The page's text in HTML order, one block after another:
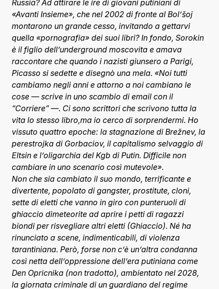
Russia? Ad attirare le ire di giovani putiniani di
«Avanti Insieme», che nel 2002 di fronte al Bol’šoj
montarono un grande cesso, invitando a gettarvi
quella «pornografia» dei suoi libri? In fondo, Sorokin
è il figlio dell’underground moscovita e amava
raccontare che quando i nazisti giunsero a Parigi,
Picasso si sedette e disegnò una mela. «Noi tutti
cambiamo negli anni e attorno a noi cambiano le
cose — scrive in uno scambio di email con il
“Corriere” —. Ci sono scrittori che scrivono tutta la
vita lo stesso libro,ma io cerco di sorprendermi. Ho
vissuto quattro epoche: la stagnazione di Brežnev, la
perestrojka di Gorbaciov, il capitalismo selvaggio di
Eltsin e l’oligarchia del Kgb di Putin. Difficile non
cambiare in uno scenario così mutevole».
Non che sia cambiato il suo mondo, terrificante e
divertente, popolato di gangster, prostitute, cloni,
sette di eletti che vanno in giro con punteruoli di
ghiaccio dimeteorite ad aprire i petti di ragazzi
biondi per risvegliare altri eletti (Ghiaccio). Né ha
rinunciato a scene, indimenticabili, di violenza
tarantiniana. Però, forse non c’è un’altra condanna
così netta dell’oppressione dell’era putiniana come
Den Opricnika (non tradotto), ambientato nel 2028,
la giornata criminale di un guardiano del regime